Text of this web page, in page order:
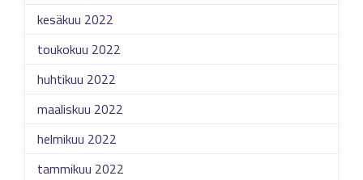
kesäkuu 2022
toukokuu 2022
huhtikuu 2022
maaliskuu 2022
helmikuu 2022
tammikuu 2022